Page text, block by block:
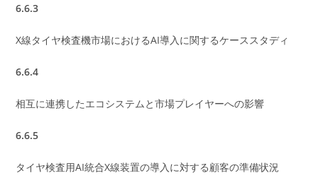
6.6.3
X線タイヤ検査機市場におけるAI導入に関するケーススタディ
6.6.4
相互に連携したエコシステムと市場プレイヤーへの影響
6.6.5
タイヤ検査用AI統合X線装置の導入に対する顧客の準備状況